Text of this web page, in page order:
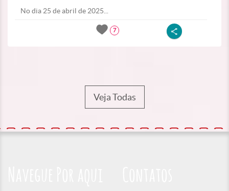
No dia 25 de abril de 2025...
7
Veja Todas